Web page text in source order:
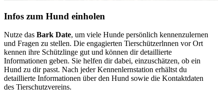
Infos zum Hund einholen
Nutze das Bark Date, um viele Hunde persönlich kennenzulernen
und Fragen zu stellen. Die engagierten Tierschützerlnnen vor Ort
kennen ihre Schützlinge gut und können dir detaillierte
Informationen geben. Sie helfen dir dabei, einzuschätzen, ob ein
Hund zu dir passt. Nach jeder Kennenlernstation erhältst du
detaillierte Informationen über den Hund sowie die Kontaktdaten
des Tierschutzvereins.